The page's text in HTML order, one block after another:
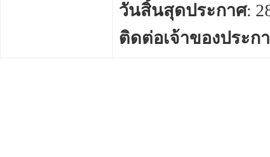
วันสิ้นสุดประกาศ:
ติดต่อเจ้าของประก